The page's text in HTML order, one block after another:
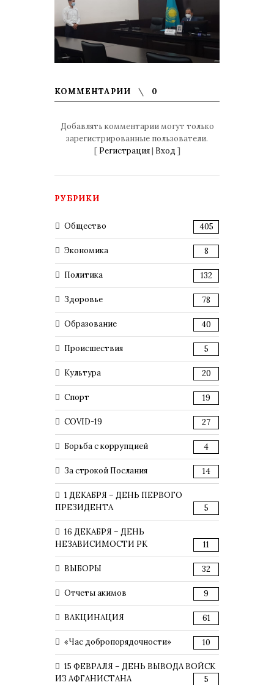
КОММЕНТАРИИ 0
Добавлять комментарии могут только
зарегистрированные пользователи.
[ Регистрация| Вход ]
РУБРИКИ
Общество 405
Экономика 8
Политика 132
Здоровье 78
Образование 40
Происшествия 5
Культура 20
Спорт 19
COVID-19 27
Борьба с коррупцией 4
За строкой Послания 14
1 ДЕКАБРЯ – ДЕНЬ ПЕРВОГО
ПРЕЗИДЕНТА
5
16 ДЕКАБРЯ – ДЕНЬ
НЕЗАВИСИМОСТИ РК
11
ВЫБОРЫ 32
Отчеты акимов 9
ВАКЦИНАЦИЯ 61
«Час добропорядочности» 10
15 ФЕВРАЛЯ – ДЕНЬ ВЫВОДА ВОЙСК
ИЗ АФГАНИСТАНА
5